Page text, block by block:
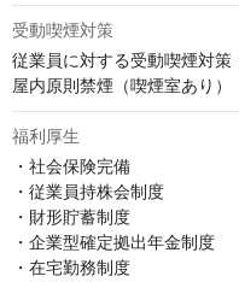
受動喫煙対策
従業員に対する受動喫煙対策
屋内原則禁煙（喫煙室あり）
福利厚生
・社会保険完備
・従業員持株会制度
・財形貯蓄制度
・企業型確定拠出年金制度
・在宅勤務制度